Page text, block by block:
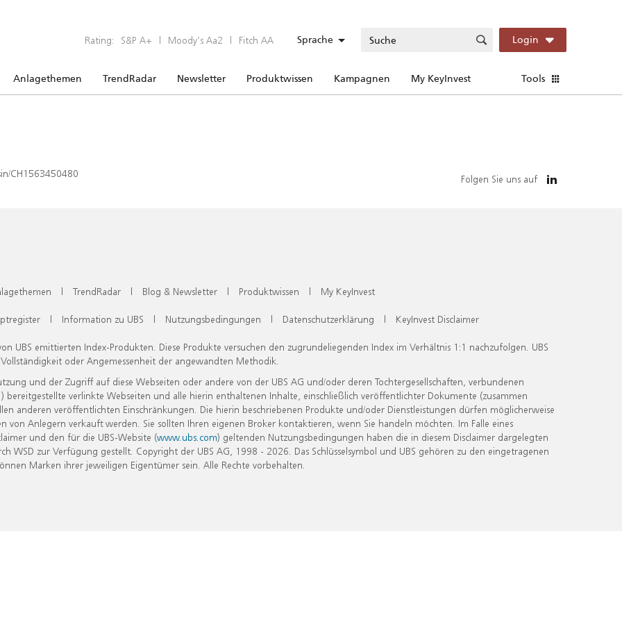
Rating: S&P A+ | Moody’s Aa2 | Fitch AA Sprache Login
Anlagethemen TrendRadar Newsletter Produktwissen Kampagnen My KeyInvest Tools
CH1563450480 Folgen Sie uns auf
| TrendRadar | Blog & Newsletter | Produktwissen | My KeyInvest
| Information zu UBS | Nutzungsbedingungen | Datenschutzerklärung | KeyInvest Disclaimer
UBS emittierten Index-Produkten. Diese Produkte versuchen den zugrundeliegenden Index im Verhältnis 1:1 nachzufolgen. UBS
oder Angemessenheit der angewandten Methodik.
und der Zugriff auf diese Webseiten oder andere von der UBS AG und/oder deren Tochtergesellschaften, verbundenen
verlinkte Webseiten und alle hierin enthaltenen Inhalte, einschließlich veröffentlichter Dokumente (zusammen
anderen veröffentlichten Einschränkungen. Die hierin beschriebenen Produkte und/oder Dienstleistungen dürfen möglicherweise
Anlegern verkauft werden. Sie sollten Ihren eigenen Broker kontaktieren, wenn Sie handeln möchten. Im Falle eines
und den für die UBS-Website (www.ubs.com) geltenden Nutzungsbedingungen haben die in diesem Disclaimer dargelegten
zur Verfügung gestellt. Copyright der UBS AG, 1998 - 2026. Das Schlüsselsymbol und UBS gehören zu den eingetragenen
Marken ihrer jeweiligen Eigentümer sein. Alle Rechte vorbehalten.